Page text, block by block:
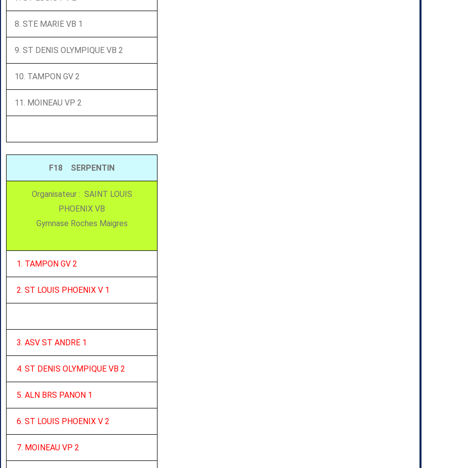
8. STE MARIE VB 1
9. ST DENIS OLYMPIQUE VB 2
10. TAMPON GV 2
11. MOINEAU VP 2
F18 SERPENTIN
Organisateur : SAINT LOUIS
PHOENIX VB
Gymnase Roches Maigres
1. TAMPON GV 2
2. ST LOUIS PHOENIX V 1
3. ASV ST ANDRE 1
4. ST DENIS OLYMPIQUE VB 2
5. ALN BRS PANON 1
6. ST LOUIS PHOENIX V 2
7. MOINEAU VP 2